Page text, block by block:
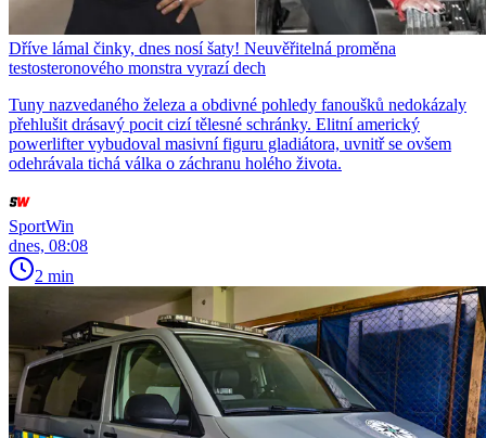
Dříve lámal činky, dnes nosí šaty! Neuvěřitelná proměna
testosteronového monstra vyrazí dech
Tuny nazvedaného železa a obdivné pohledy fanoušků nedokázaly
přehlušit drásavý pocit cizí tělesné schránky. Elitní americký
powerlifter vybudoval masivní figuru gladiátora, uvnitř se ovšem
odehrávala tichá válka o záchranu holého života.
SportWin
dnes, 08:08
2 min